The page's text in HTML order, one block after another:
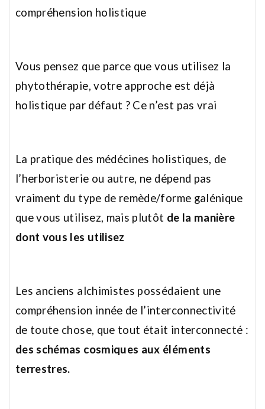
compréhension holistique
Vous pensez que parce que vous utilisez la
phytothérapie, votre approche est déjà
holistique par défaut ? Ce n’est pas vrai
La pratique des médécines holistiques, de
l’herboristerie ou autre, ne dépend pas
vraiment du type de remède/forme galénique
que vous utilisez, mais plutôt de la manière
dont vous les utilisez
Les anciens alchimistes possédaient une
compréhension innée de l’interconnectivité
de toute chose, que tout était interconnecté :
des schémas cosmiques aux éléments
terrestres.